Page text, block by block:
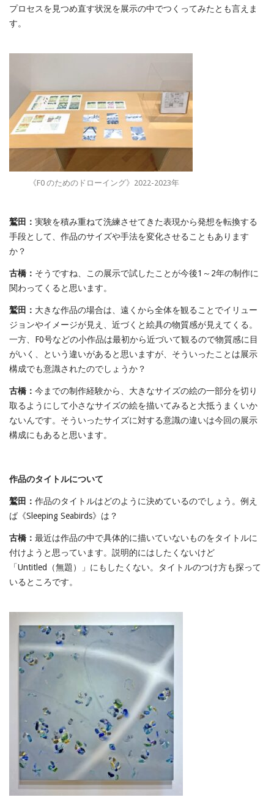
プロセスを見つめ直す状況を展示の中でつくってみたとも言えま
す。
《F0 のためのドローイング》2022-2023年
鷲田： 実験を積み重ねて洗練させてきた表現から発想を転換する
手段として、作品のサイズや手法を変化させることもあります
か？
古橋： そうですね、この展示で試したことが今後1～2年の制作に
関わってくると思います。
鷲田： 大きな作品の場合は、遠くから全体を観ることでイリュー
ジョンやイメージが見え、近づくと絵具の物質感が見えてくる。
一方、F0号などの小作品は最初から近づいて観るので物質感に目
がいく、という違いがあると思いますが、そういったことは展示
構成でも意識されたのでしょうか？
古橋： 今までの制作経験から、大きなサイズの絵の一部分を切り
取るようにして小さなサイズの絵を描いてみると大抵うまくいか
ないんです。そういったサイズに対する意識の違いは今回の展示
構成にもあると思います。
作品のタイトルについて
鷲田： 作品のタイトルはどのように決めているのでしょう。例え
ば《Sleeping Seabirds》は？
古橋： 最近は作品の中で具体的に描いていないものをタイトルに
付けようと思っています。説明的にはしたくないけど
「Untitled（無題）」にもしたくない。タイトルのつけ方も探って
いるところです。